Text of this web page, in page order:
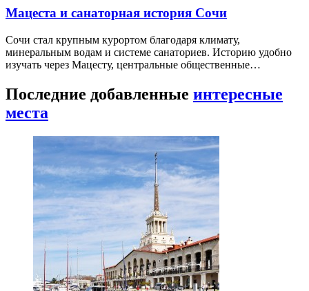
Мацеста и санаторная история Сочи
Сочи стал крупным курортом благодаря климату,
минеральным водам и системе санаториев. Историю удобно
изучать через Мацесту, центральные общественные…
Последние добавленные интересные
места